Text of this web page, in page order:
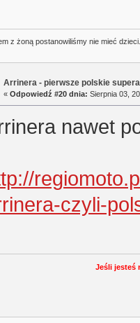
z żoną postanowiliśmy nie mieć
Arrinera - pierwsze polskie
« Odpowiedź #20 dnia: Sierpnia 03,
nawet
czyli-
Jeśli jesteś